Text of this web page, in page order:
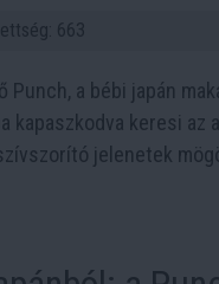
663
Punch, a bébi japán
kapaszkodva keresi
jelenetek